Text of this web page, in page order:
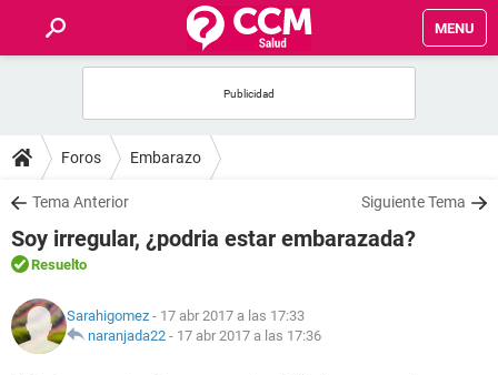
MENU
FOROS
SALUD
FAMILIA
NUTRICIÓN
Foros Embarazo
Tema Anterior Siguiente Tema
Soy irregular, ¿podria estar embarazada?
Resuelto
Sarahigomez - 17 abr 2017 a las 17:33
naranjada22 - 17 abr 2017 a las 17:36